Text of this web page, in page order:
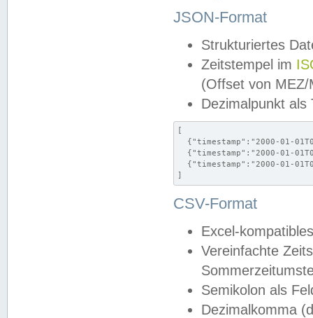
JSON-Format
Strukturiertes
Zeitstempel im
(Offset von MEZ/
Dezimalpunkt als
[
{"timestamp":"2000-01-
{"timestamp":"2000-01-
{"timestamp":"2000-01-
]
CSV-Format
Excel-
Vereinfachte
Semikolon als
Dezimalkomma